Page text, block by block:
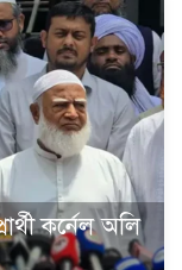
কর্নেল অলি